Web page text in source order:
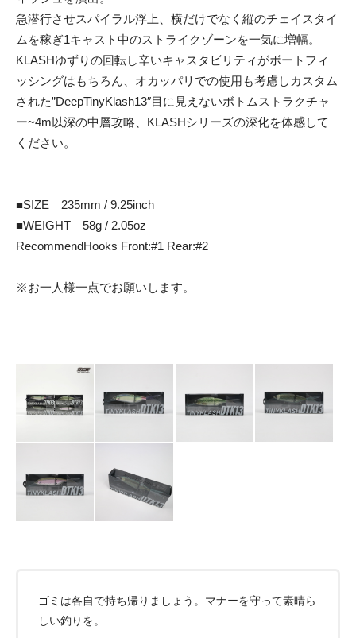
急潜行させスパイラル浮上、横だけでなく縦のチェイスタイ
ムを稼ぎ1キャスト中のストライクゾーンを一気に増幅。
KLASHゆずりの回転し辛いキャスタビリティがボートフィ
ッシングはもちろん、オカッパリでの使用も考慮しカスタム
された”DeepTinyKlash13″目に見えないボトムストラクチャ
ー~4m以深の中層攻略、KLASHシリーズの深化を体感して
ください。
■SIZE 235mm / 9.25inch
■WEIGHT 58g / 2.05oz
RecommendHooks Front:#1 Rear:#2
※お一人様一点でお願いします。
ゴミは各自で持ち帰りましょう。マナーを守って素晴ら
しい釣りを。